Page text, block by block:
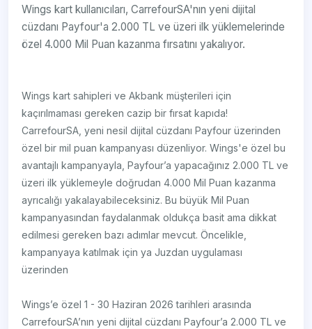
Wings kart kullanıcıları, CarrefourSA'nın yeni dijital
cüzdanı Payfour'a 2.000 TL ve üzeri ilk yüklemelerinde
özel 4.000 Mil Puan kazanma fırsatını yakalıyor.
Wings kart sahipleri ve Akbank müşterileri için
kaçırılmaması gereken cazip bir fırsat kapıda!
CarrefourSA, yeni nesil dijital cüzdanı Payfour üzerinden
özel bir mil puan kampanyası düzenliyor. Wings'e özel bu
avantajlı kampanyayla, Payfour’a yapacağınız 2.000 TL ve
üzeri ilk yüklemeyle doğrudan 4.000 Mil Puan kazanma
ayrıcalığı yakalayabileceksiniz. Bu büyük Mil Puan
kampanyasından faydalanmak oldukça basit ama dikkat
edilmesi gereken bazı adımlar mevcut. Öncelikle,
kampanyaya katılmak için ya Juzdan uygulaması
üzerinden
Wings’e özel 1 - 30 Haziran 2026 tarihleri arasında
CarrefourSA’nın yeni dijital cüzdanı Payfour’a 2.000 TL ve